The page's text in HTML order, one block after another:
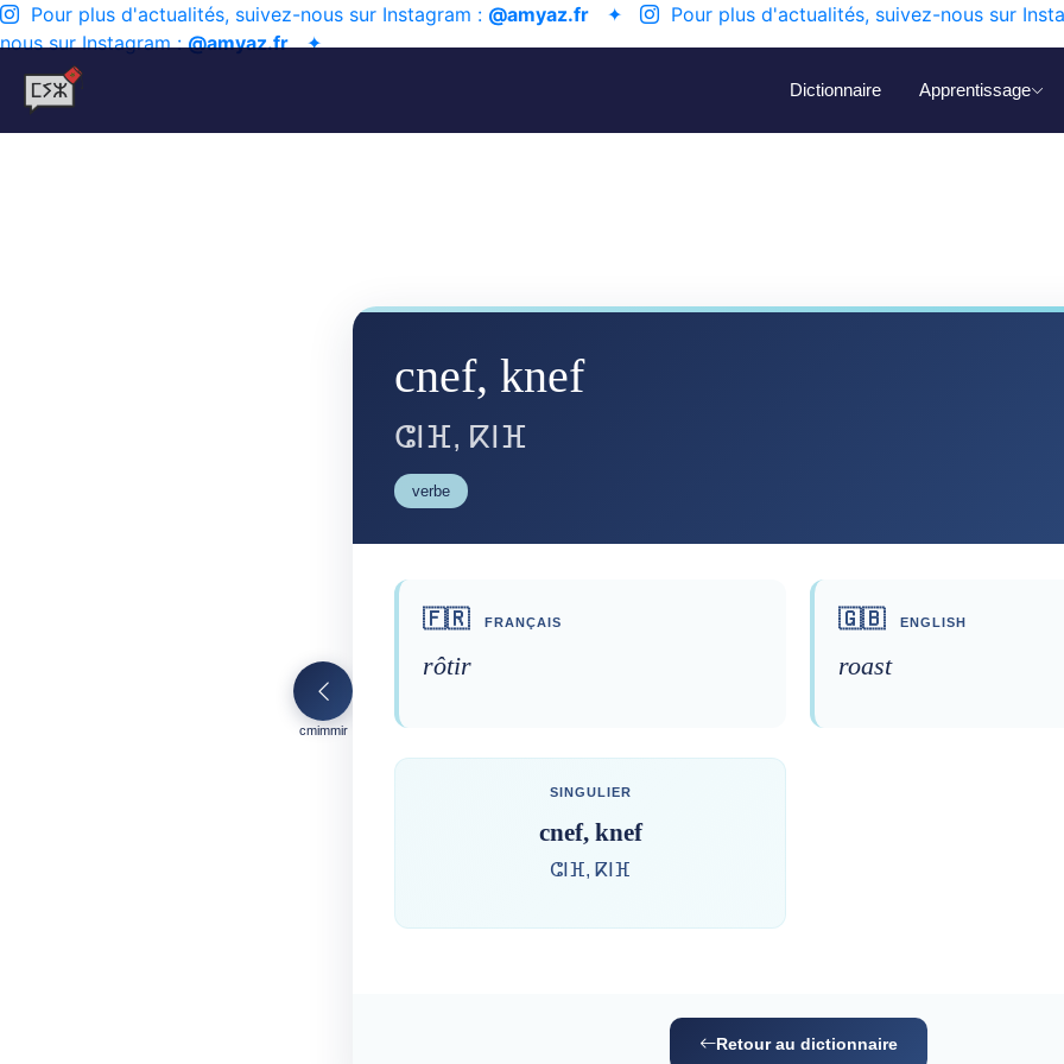
Pour plus d'actualités, suivez-nous sur Instagram : @amyaz.fr ✦
Pour plus d'actualités, suivez-nous sur
nous sur Instagram :@amyaz.fr✦
Dictionnaire Apprentissage
cmimmir
cnef, knef
ⵛⵏⴼ, ⴽⵏⴼ
verbe
🇫🇷 FRANÇAIS
rôtir
🇬🇧 ENGLISH
roast
SINGULIER
cnef, knef
ⵛⵏⴼ, ⴽⵏⴼ
Retour au dictionnaire